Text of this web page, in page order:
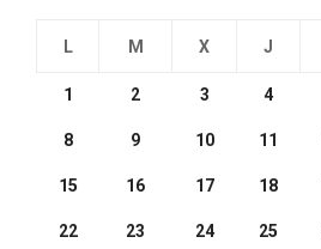
L M X J
1 2 3 4
8 9 10 11
15 16 17 18
22 23 24 25